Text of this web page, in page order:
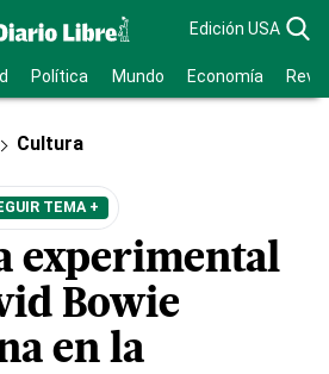
Edición USA
Política Mundo Economía
Cultura
TEMA +
experimental
Bowie
en la